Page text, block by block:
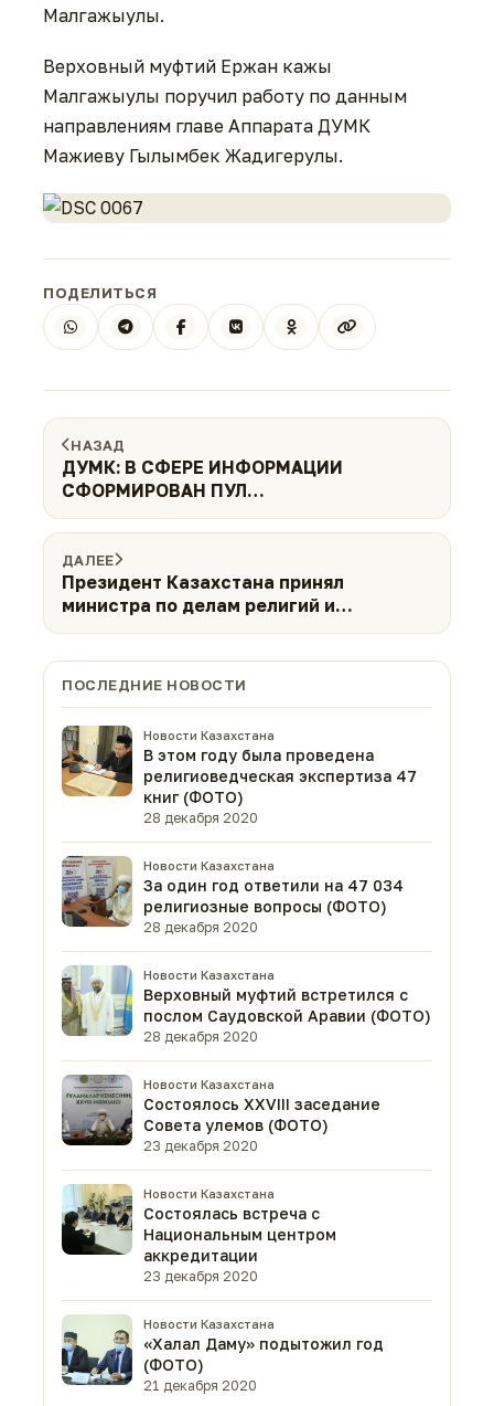
Малгажыулы.
Верховный муфтий Ержан кажы
Малгажыулы поручил работу по данным
направлениям главе Аппарата ДУМК
Мажиеву Гылымбек Жадигерулы.
ПОДЕЛИТЬСЯ
НАЗАД
ДУМК: В СФЕРЕ ИНФОРМАЦИИ
СФОРМИРОВАН ПУЛ
КВАЛИФИЦИРОВАННЫХ ИМАМОВ
ДАЛЕЕ
Президент Казахстана принял
министра по делам религий и
гражданского общества РК Нурлана
ПОСЛЕДНИЕ НОВОСТИ
Новости Казахстана
В этом году была проведена
религиоведческая экспертиза 47
книг (ФОТО)
28 декабря 2020
Новости Казахстана
За один год ответили на 47 034
религиозные вопросы (ФОТО)
28 декабря 2020
Новости Казахстана
Верховный муфтий встретился с
послом Саудовской Аравии (ФОТО)
28 декабря 2020
Новости Казахстана
Состоялось XXVIII заседание
Совета улемов (ФОТО)
23 декабря 2020
Новости Казахстана
Состоялась встреча с
Национальным центром
аккредитации
23 декабря 2020
Новости Казахстана
«Халал Даму» подытожил год
(ФОТО)
21 декабря 2020